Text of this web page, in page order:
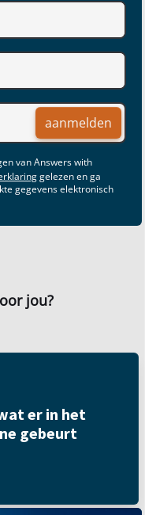
aanmelden
van Answers with
gelezen en ga
gegevens elektronisch
jou?
er in het
gebeurt